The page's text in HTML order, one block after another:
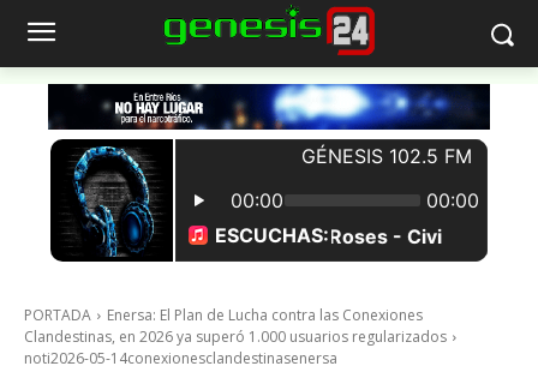
PORTADA
Enersa: El Plan de Lucha contra las Conexiones
Clandestinas, en 2026 ya superó 1.000 usuarios regularizados
noti2026-05-14conexionesclandestinasenersa